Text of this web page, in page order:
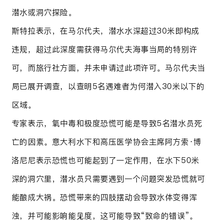
潜水或洞穴探险。
斯特拉表示，在马尔代夫，潜水水深超过30米即构成
违规，超过此深度需获得马尔代夫海事当局的特别许
可，而旅行社方面，并未申请过此项许可。马尔代夫当
局已展开调查，以查明5名遇难者为何潜入30米以下的
区域。
专家表示，氧中毒和极度恐慌可能是导致5名潜水员死
亡的因素。意大利水下和高压医学协会主席阿方索·博
洛尼尼表示恐慌也可能起到了一定作用，在水下50米
深的洞穴里，潜水员只需要遇到一个问题突发恐慌就可
能酿成大祸。恐慌带来的四肢摆动会导致水体变得浑
浊，并可能影响能见度，这可能导致“致命的错误”。